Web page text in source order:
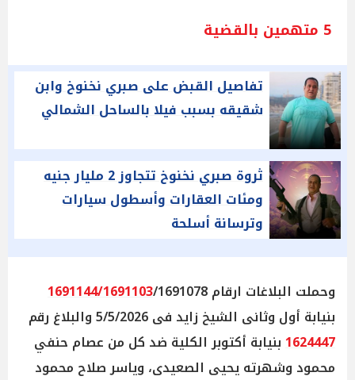
5 متهمين بالقضية
تفاصيل القبض على صبري نخنوخ وابن
شقيقه بسبب فيلا بالساحل الشمالي
ثروة صبري نخنوخ تتجاوز 2 مليار جنيه
ومئات العقارات وأسطول سيارات
وترسانة أسلحة
وحملت البلاغات ارقام 1691144/1691103/1691078
بنيابة أول وثانى الشيخ زايد فى 5/5/2026 والبلاغ رقم
1624447 بنيابة أكتوبر الكلية ضد كل من عصام حنفي
محمود وشهرته يحيى الصعيدى، وياسر صلاح محمود